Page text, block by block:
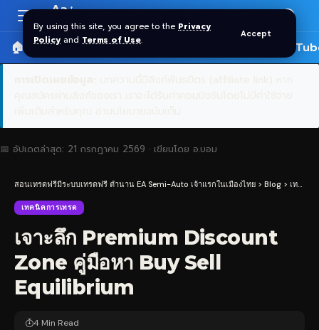
By using this site, you agree to the Privacy
Policy and Terms of Use.
Accept
Resizer
Aa
🏠 หน้าแรก ราคาทอง SPDR 🎬
📅 อัปเดตล่าสุด: 21 กรกฎาคม 2569 · เขียนโดย อ.บอม
สอนเทรดฟรีมีระบบเทรดฟรี ตำนาน EA Semi-Auto เจ้าแรกในเมืองไทย > Blog > เทคนิคการเทรด
เทคนิคการเทรด
เจาะลึก Premium Discount
Zone คู่มือหา Buy Sell
Equilibrium
4 Min Read